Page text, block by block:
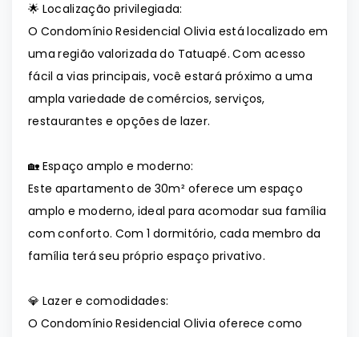
🌟 Localização privilegiada:
O Condomínio Residencial Olivia está localizado em
uma região valorizada do Tatuapé. Com acesso
fácil a vias principais, você estará próximo a uma
ampla variedade de comércios, serviços,
restaurantes e opções de lazer.
🏡 Espaço amplo e moderno:
Este apartamento de 30m² oferece um espaço
amplo e moderno, ideal para acomodar sua família
com conforto. Com 1 dormitório, cada membro da
família terá seu próprio espaço privativo.
💎 Lazer e comodidades:
O Condomínio Residencial Olivia oferece como